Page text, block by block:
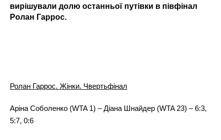
вирішували долю останньої путівки в півфінал
Ролан Гаррос.
Ролан Гаррос. Жінки. Чвертьфінал
Аріна Соболенко (WTA 1) – Діана Шнайдер (WTA 23) – 6:3,
5:7, 0:6